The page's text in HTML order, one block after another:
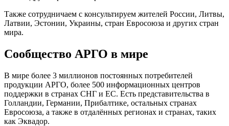
Также сотрудничаем с консультируем жителей России, Литвы,
Латвии, Эстонии, Украины, стран Евросоюза и других стран
мира.
Сообщество АРГО в мире
В мире более 3 миллионов постоянных потребителей
продукции АРГО, более 500 информационных центров
поддержки в странах СНГ и ЕС. Есть представительства в
Голландии, Германии, Прибалтике, остальных странах
Евросоюза, а также в отдалённых регионах и странах, таких
как Эквадор.